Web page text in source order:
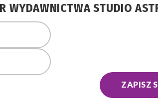
WYDAWNICTWA STUDIO
ZAPISZ